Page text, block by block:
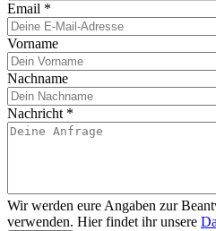
Email *
Vorname
Nachname
Nachricht *
Wir werden eure Angaben zur
verwenden. Hier findet ihr unsere